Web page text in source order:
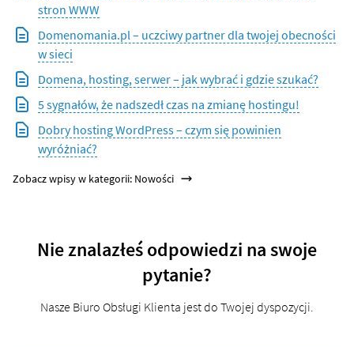
stron WWW
Domenomania.pl – uczciwy partner dla twojej obecności
w sieci
Domena, hosting, serwer – jak wybrać i gdzie szukać?
5 sygnałów, że nadszedł czas na zmianę hostingu!
Dobry hosting WordPress – czym się powinien
wyróżniać?
Zobacz wpisy w kategorii: Nowości
Nie znalazłeś odpowiedzi na swoje
pytanie?
Nasze Biuro Obsługi Klienta jest do Twojej dyspozycji.